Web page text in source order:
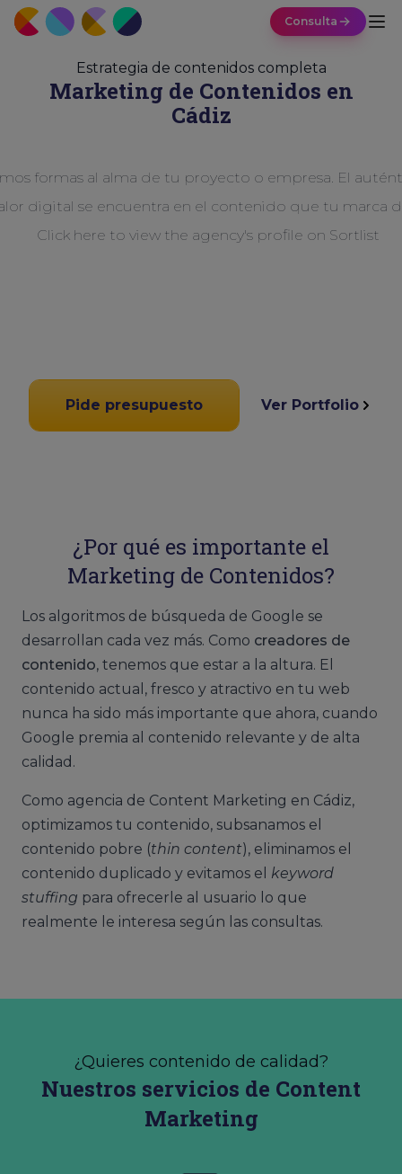
Consulta
Estrategia de contenidos completa
Marketing de Contenidos en
Cádiz
formas al alma de tu proyecto o empresa. El
digital se encuentra en el contenido que tu marca
Pide presupuesto Ver Portfolio
¿Por qué es importante el
Marketing de Contenidos?
Los algoritmos de búsqueda de Google se
desarrollan cada vez más. Como creadores de
contenido, tenemos que estar a la altura. El
contenido actual, fresco y atractivo en tu web
nunca ha sido más importante que ahora, cuando
Google premia al contenido relevante y de alta
calidad.
Como agencia de Content Marketing en Cádiz,
optimizamos tu contenido, subsanamos el
contenido pobre (thin content), eliminamos el
contenido duplicado y evitamos el keyword
stuffing para ofrecerle al usuario lo que
realmente le interesa según las consultas.
¿Quieres contenido de calidad?
Nuestros servicios de Content
Marketing